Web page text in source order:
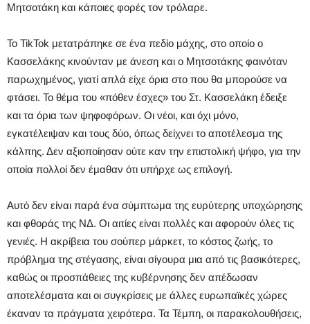
Μητσοτάκη και κάποιες φορές τον τρόλαρε.
Το TikTok μετατράπηκε σε ένα πεδίο μάχης, στο οποίο ο
Κασσελάκης κινούνταν με άνεση και ο Μητσοτάκης φαινόταν
παρωχημένος, γιατί απλά είχε όρια στο που θα μπορούσε να
φτάσει. Το θέμα του «πόθεν έσχες» του Στ. Κασσελάκη έδειξε
και τα όρια των ψηφοφόρων. Οι νέοι, και όχι μόνο,
εγκατέλειψαν και τους δύο, όπως δείχνει το αποτέλεσμα της
κάλπης. Δεν αξιοποίησαν ούτε καν την επιστολική ψήφο, για την
οποία πολλοί δεν έμαθαν ότι υπήρχε ως επιλογή.
Αυτό δεν είναι παρά ένα σύμπτωμα της ευρύτερης υποχώρησης
και φθοράς της ΝΔ. Οι αιτίες είναι πολλές και αφορούν όλες τις
γενιές. Η ακρίβεια του σούπερ μάρκετ, το κόστος ζωής, το
πρόβλημα της στέγασης, είναι σίγουρα μια από τις βασικότερες,
καθώς οι προσπάθειες της κυβέρνησης δεν απέδωσαν
αποτελέσματα και οι συγκρίσεις με άλλες ευρωπαϊκές χώρες
έκαναν τα πράγματα χειρότερα. Τα Τέμπη, οι παρακολουθήσεις,